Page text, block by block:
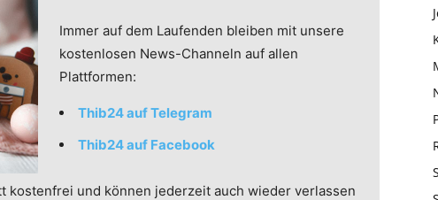
Immer auf dem Laufenden bleiben mit unsere
kostenlosen News-Channeln auf allen
Plattformen:
Thib24 auf Telegram
Thib24 auf Facebook
kostenfrei und können jederzeit auch wieder verlassen